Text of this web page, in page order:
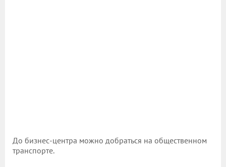
До бизнес-центра можно добраться на общественном
транспорте.